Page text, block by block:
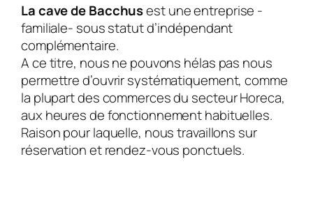
La cave de Bacchusest une entreprise -
familiale- sous statut d’indépendant
complémentaire.
A ce titre, nous ne pouvons hélas pas nous
permettre d’ouvrir systématiquement, comme
la plupart des commerces du secteur Horeca,
aux heures de fonctionnement habituelles.
Raison pour laquelle, nous travaillons sur
réservation et rendez-vous ponctuels.